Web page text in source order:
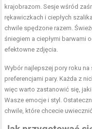
krajobrazom. Sesje wśród
rękawiczkach i ciepłych
chwile spędzone razem.
śniegiem a ciepłymi barwami
efektowne zdjęcia.
Wybór najlepszej pory roku
preferencjami pary. Każda z
więc warto zastanowić się,
Wasze emocje i styl.
chwile, które chcecie